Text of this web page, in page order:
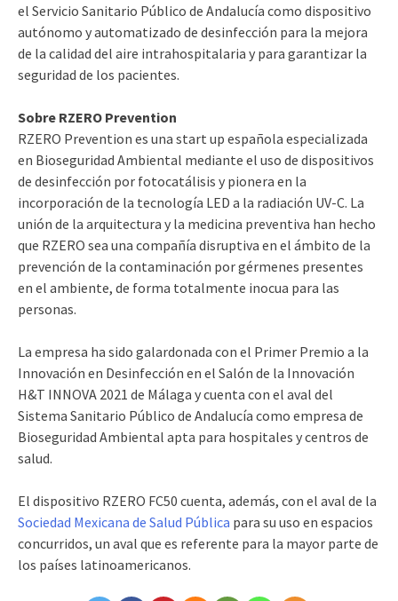
el Servicio Sanitario Público de Andalucía como dispositivo
autónomo y automatizado de desinfección para la mejora
de la calidad del aire intrahospitalaria y para garantizar la
seguridad de los pacientes.
Sobre RZERO Prevention
RZERO Prevention es una start up española especializada
en Bioseguridad Ambiental mediante el uso de dispositivos
de desinfección por fotocatálisis y pionera en la
incorporación de la tecnología LED a la radiación UV-C. La
unión de la arquitectura y la medicina preventiva han hecho
que RZERO sea una compañía disruptiva en el ámbito de la
prevención de la contaminación por gérmenes presentes
en el ambiente, de forma totalmente inocua para las
personas.
La empresa ha sido galardonada con el Primer Premio a la
Innovación en Desinfección en el Salón de la Innovación
H&T INNOVA 2021 de Málaga y cuenta con el aval del
Sistema Sanitario Público de Andalucía como empresa de
Bioseguridad Ambiental apta para hospitales y centros de
salud.
El dispositivo RZERO FC50 cuenta, además, con el aval de la
Sociedad Mexicana de Salud Pública para su uso en espacios
concurridos, un aval que es referente para la mayor parte de
los países latinoamericanos.